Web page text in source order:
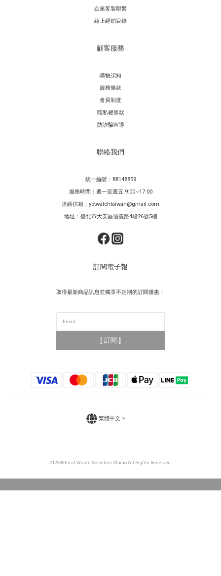
企業客製聯繫
線上經銷目錄
顧客服務
購物須知
服務條款
會員制度
隱私權條款
防詐騙宣導
聯絡我們
統一編號：88148859
服務時間：週一至週五 9:00~17:00
連絡信箱：yotwatchtaiwan@gmail.com
地址：臺北市大安區信義路4段26號5樓
訂閱電子報
取得最新商品訊息並獨享不定期的訂閱優惠！
⟦ 訂閱 ⟧
繁體中文
2023 © First Words Selection Studio All Rights Reserved.